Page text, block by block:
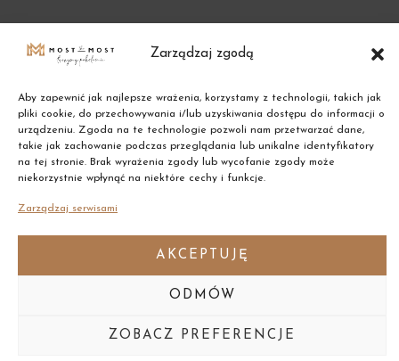
Zarządzaj zgodą
Aby zapewnić jak najlepsze wrażenia, korzystamy z technologii, takich jak
pliki cookie, do przechowywania i/lub uzyskiwania dostępu do informacji o
urządzeniu. Zgoda na te technologie pozwoli nam przetwarzać dane,
takie jak zachowanie podczas przeglądania lub unikalne identyfikatory
na tej stronie. Brak wyrażenia zgody lub wycofanie zgody może
niekorzystnie wpłynąć na niektóre cechy i funkcje.
Zarządzaj serwisami
AKCEPTUJĘ
ODMÓW
ZOBACZ PREFERENCJE
Copyright © 2021 Most the Most